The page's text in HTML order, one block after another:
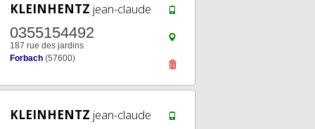
KLEINHENTZ jean-claude
0355154492
187 rue des jardins
Forbach (57600)
KLEINHENTZ jean-claude